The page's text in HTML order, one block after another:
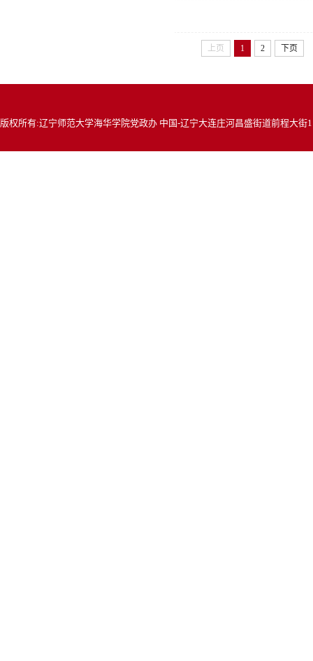
上页 1 2 下页
版权所有:辽宁师范大学海华学院党政办 中国-辽宁大连庄河昌盛街道前程大街